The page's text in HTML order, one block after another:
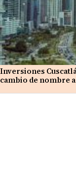
Inversiones
cambio de nombre